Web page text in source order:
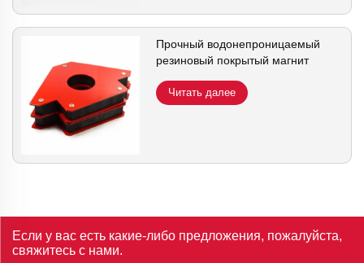
качеству сварочных работ.
Прочный водонепроницаемый
резиновый покрытый магнит
Читать далее
Если у вас есть какие-либо предложения, пожалуйста,
свяжитесь с нами.